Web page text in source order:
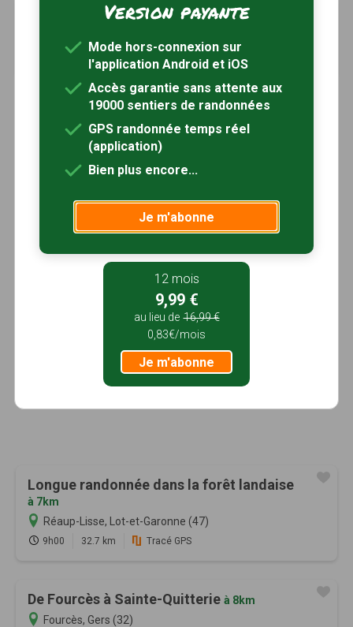
Aux portes de la forêt landaiseà 6km
18 km Tracé GPS
Longue randonnée dans la forêt landaise
à 7km
Réaup-Lisse, Lot-et-Garonne (47)
9h00 32.7 km Tracé GPS
De Fourcès à Sainte-Quitterie à 8km
Fourcès, Gers (32)
Version payante
Mode hors-connexion sur
l'application Android et iOS
Accès garantie sans attente aux
19000 sentiers de randonnées
GPS randonnée temps réel
(application)
Bien plus encore...
Je m'abonne
12 mois
9,99 €
au lieu de 16,99 €
0,83€/mois
Je m'abonne